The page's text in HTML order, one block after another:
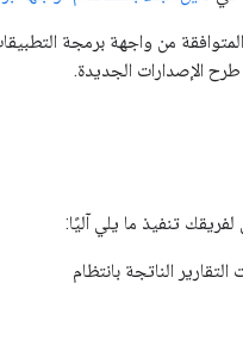
المتوافقة من واجهة برمجة
طرح الإصدارات الجديدة.
تنفيذ ما يلي آليًا:
الناتجة بانتظام